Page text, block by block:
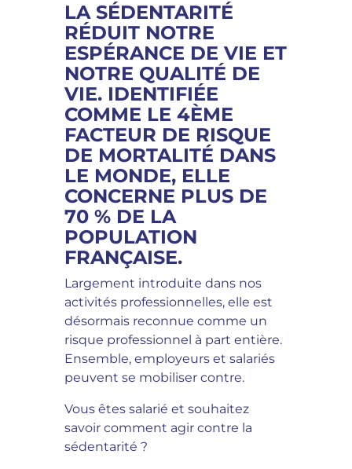
LA SÉDENTARITÉ
RÉDUIT NOTRE
ESPÉRANCE DE VIE ET
NOTRE QUALITÉ DE
VIE. IDENTIFIÉE
COMME LE 4ÈME
FACTEUR DE RISQUE
DE MORTALITÉ DANS
LE MONDE, ELLE
CONCERNE PLUS DE
70 % DE LA
POPULATION
FRANÇAISE.
Largement introduite dans nos
activités professionnelles, elle est
désormais reconnue comme un
risque professionnel à part entière.
Ensemble, employeurs et salariés
peuvent se mobiliser contre.
Vous êtes salarié et souhaitez
savoir comment agir contre la
sédentarité ?